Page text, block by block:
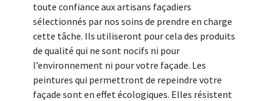
toute confiance aux artisans façadiers
sélectionnés par nos soins de prendre en charge
cette tâche. Ils utiliseront pour cela des produits
de qualité qui ne sont nocifs ni pour
l’environnement ni pour votre façade. Les
peintures qui permettront de repeindre votre
façade sont en effet écologiques. Elles résistent